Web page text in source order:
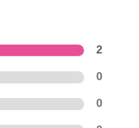
2
0
0